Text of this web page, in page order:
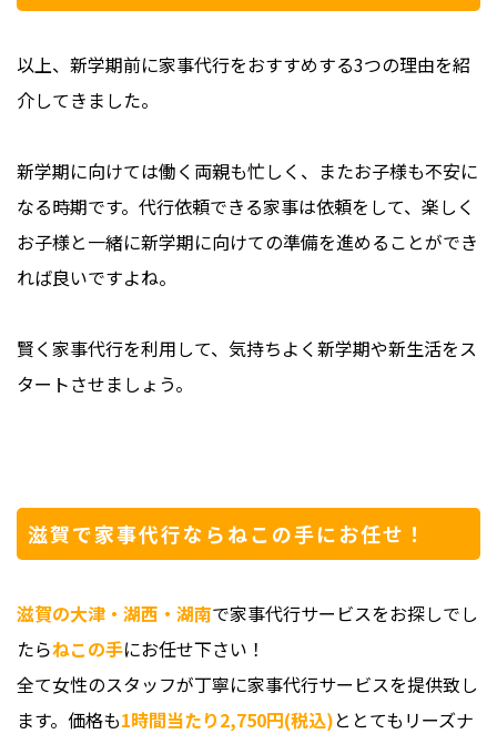
以上、新学期前に家事代行をおすすめする3つの理由を紹
介してきました。
新学期に向けては働く両親も忙しく、またお子様も不安に
なる時期です。代行依頼できる家事は依頼をして、楽しく
お子様と一緒に新学期に向けての準備を進めることができ
れば良いですよね。
賢く家事代行を利用して、気持ちよく新学期や新生活をス
タートさせましょう。
滋賀で家事代行ならねこの手にお任せ！
滋賀の大津・湖西・湖南で家事代行サービスをお探しでし
たらねこの手にお任せ下さい！
全て女性のスタッフが丁寧に家事代行サービスを提供致し
ます。価格も1時間当たり2,750円(税込)ととてもリーズナ